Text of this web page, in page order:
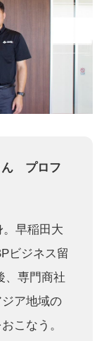
ん プロフ
。早稲田大
ビジネス留
、専門商社
ア地域の
こなう。